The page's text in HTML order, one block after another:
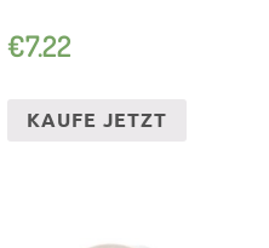
€7.22
KAUFE JETZT